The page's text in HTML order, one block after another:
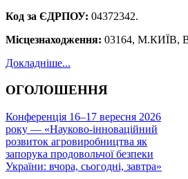
Код за ЄДРПОУ: 04372342.
Місцезнаходження: 03164, М.КИЇВ,
Докладніше...
ОГОЛОШЕННЯ
Конференція 16–17 вересня 2026
року — «Науково-інноваційний
розвиток агровиробництва як
запорука продовольчої безпеки
України: вчора, сьогодні, завтра»